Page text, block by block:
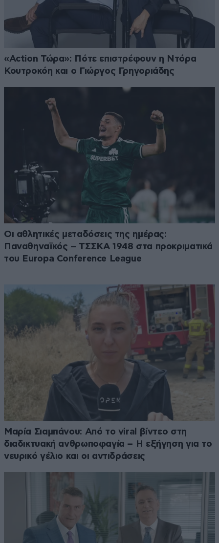
«Action Τώρα»: Πότε επιστρέφουν η Ντόρα
Κουτροκόη και ο Γιώργος Γρηγοριάδης
Οι αθλητικές μεταδόσεις της ημέρας:
Παναθηναϊκός – ΤΣΣΚΑ 1948 στα προκριματικά
του Europa Conference League
Μαρία Σιαμπάνου: Από το viral βίντεο στη
διαδικτυακή ανθρωποφαγία – Η εξήγηση για το
νευρικό γέλιο και οι αντιδράσεις